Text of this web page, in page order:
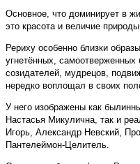
Основное, что доминирует в
это красота и величие
Рериху особенно близки
угнетённых, самоотверженных
созидателей, мудрецов,
нередко воплощал в своих
У него изображены как
Настасья Микулична, так и
Игорь, Александр Невский,
Пантелеймон-Целитель.